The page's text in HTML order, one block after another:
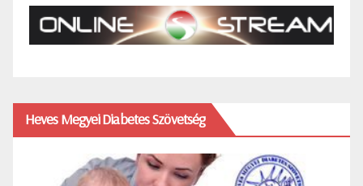
Heves Megyei Diabetes Szövetség